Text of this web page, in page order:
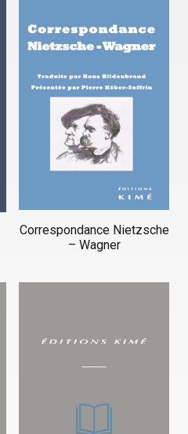
Correspondance Nietzsche
– Wagner